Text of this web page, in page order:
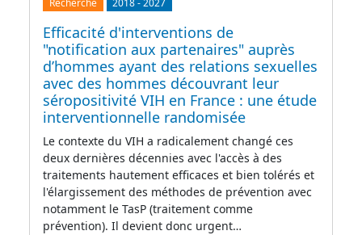
Recherche 2018-2027
Efficacité d'interventions de
"notification aux partenaires" auprès
d’hommes ayant des relations sexuelles
avec des hommes découvrant leur
séropositivité VIH en France : une étude
interventionnelle randomisée
Le contexte du VIH a radicalement changé ces
deux dernières décennies avec l'accès à des
traitements hautement efficaces et bien tolérés et
l'élargissement des méthodes de prévention avec
notamment le TasP (traitement comme
prévention). Il devient donc urgent…